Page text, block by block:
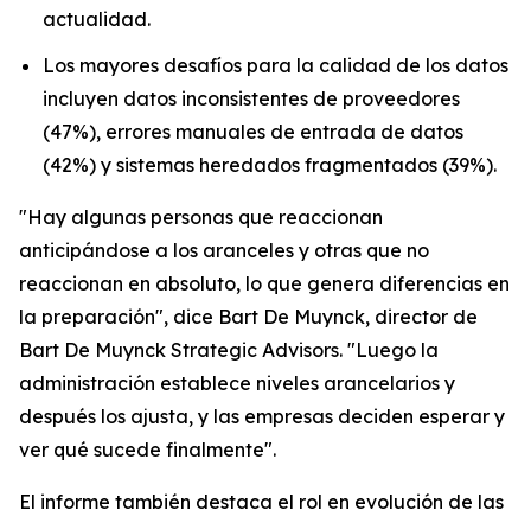
actualidad.
Los mayores desafíos para la calidad de los datos
incluyen datos inconsistentes de proveedores
(47%), errores manuales de entrada de datos
(42%) y sistemas heredados fragmentados (39%).
"Hay algunas personas que reaccionan
anticipándose a los aranceles y otras que no
reaccionan en absoluto, lo que genera diferencias en
la preparación", dice Bart De Muynck, director de
Bart De Muynck Strategic Advisors. "Luego la
administración establece niveles arancelarios y
después los ajusta, y las empresas deciden esperar y
ver qué sucede finalmente".
El informe también destaca el rol en evolución de las